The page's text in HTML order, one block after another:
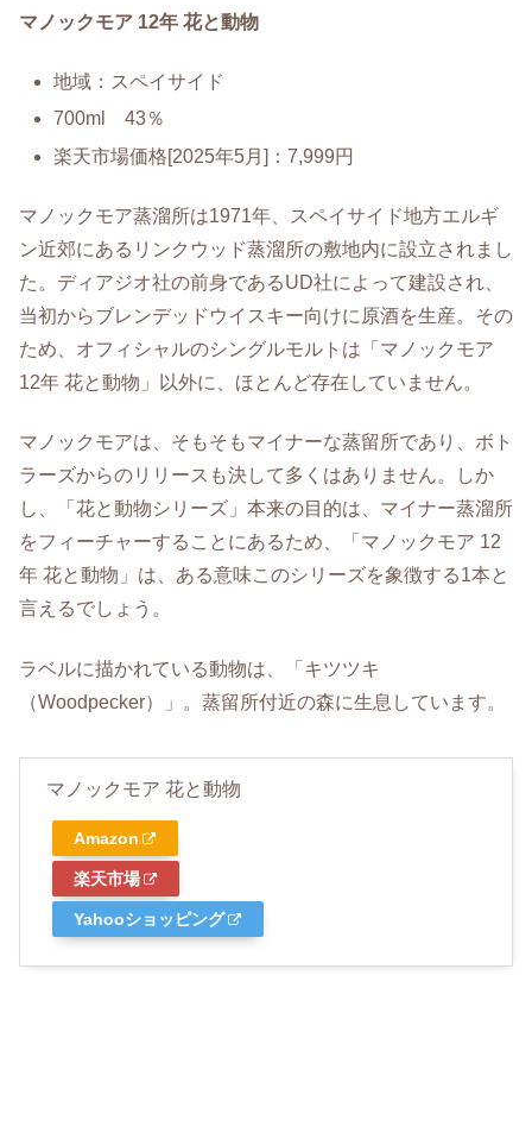
マノックモア 12年 花と動物
地域：スペイサイド
700ml 43％
楽天市場価格[2025年5月]：7,999円
マノックモア蒸溜所は1971年、スペイサイド地方エルギ
ン近郊にあるリンクウッド蒸溜所の敷地内に設立されまし
た。ディアジオ社の前身であるUD社によって建設され、
当初からブレンデッドウイスキー向けに原酒を生産。その
ため、オフィシャルのシングルモルトは「マノックモア
12年 花と動物」以外に、ほとんど存在していません。
マノックモアは、そもそもマイナーな蒸留所であり、ボト
ラーズからのリリースも決して多くはありません。しか
し、「花と動物シリーズ」本来の目的は、マイナー蒸溜所
をフィーチャーすることにあるため、「マノックモア 12
年 花と動物」は、ある意味このシリーズを象徴する1本と
言えるでしょう。
ラベルに描かれている動物は、「キツツキ
（Woodpecker）」。蒸留所付近の森に生息しています。
マノックモア 花と動物
Amazon
楽天市場
Yahooショッピング